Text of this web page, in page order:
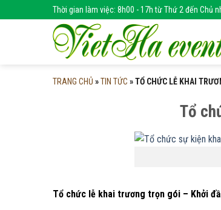
to
Thời gian làm việc: 8h00 - 17h từ Thứ 2 đến Chủ
TRANG CHỦ »TIN TỨC »TỔ CHỨC LỄ KHAI
Tổ
Tổ chức lễ khai trương trọn gói – Khởi